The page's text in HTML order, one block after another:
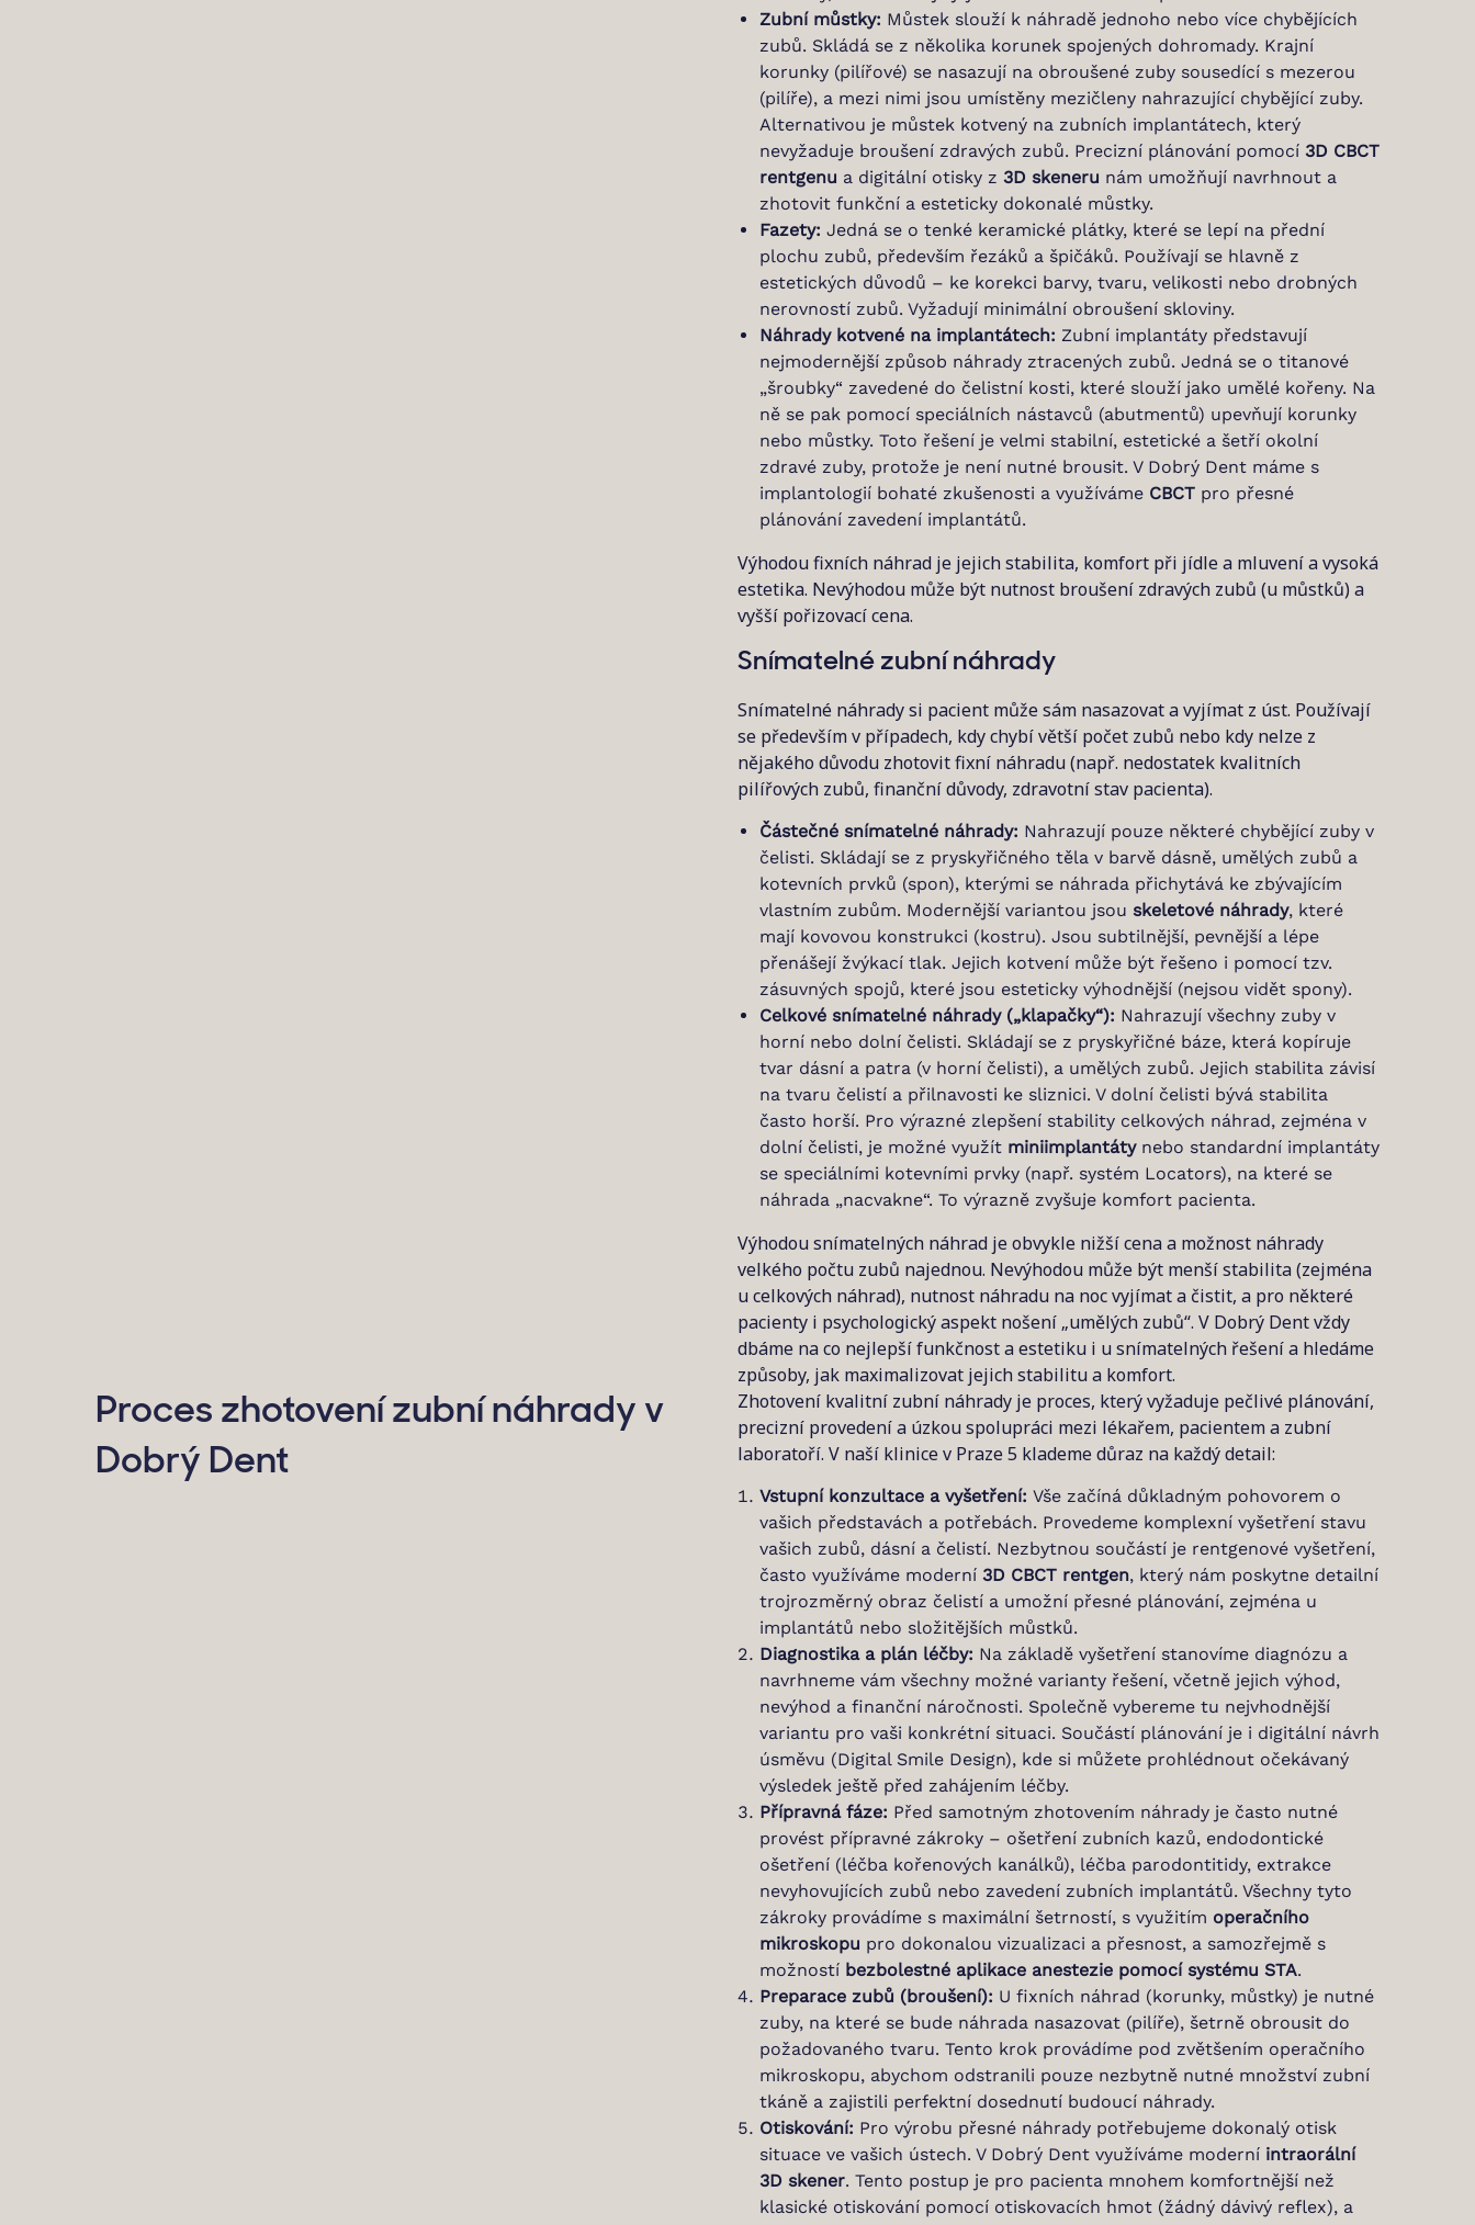
Zubní můstky: Můstek slouží k náhradě jednoho nebo více chybějících
zubů. Skládá se z několika korunek spojených dohromady. Krajní
korunky (pilířové) se nasazují na obroušené zuby sousedící s mezerou
(pilíře), a mezi nimi jsou umístěny mezičleny nahrazující chybějící zuby.
Alternativou je můstek kotvený na zubních implantátech, který
nevyžaduje broušení zdravých zubů. Precizní plánování pomocí 3D CBCT
rentgenu a digitální otisky z 3D skeneru nám umožňují navrhnout a
zhotovit funkční a esteticky dokonalé můstky.
Fazety: Jedná se o tenké keramické plátky, které se lepí na přední
plochu zubů, především řezáků a špičáků. Používají se hlavně z
estetických důvodů – ke korekci barvy, tvaru, velikosti nebo drobných
nerovností zubů. Vyžadují minimální obroušení skloviny.
Náhrady kotvené na implantátech: Zubní implantáty představují
nejmodernější způsob náhrady ztracených zubů. Jedná se o titanové
„šroubky“ zavedené do čelistní kosti, které slouží jako umělé kořeny. Na
ně se pak pomocí speciálních nástavců (abutmentů) upevňují korunky
nebo můstky. Toto řešení je velmi stabilní, estetické a šetří okolní
zdravé zuby, protože je není nutné brousit. V Dobrý Dent máme s
implantologií bohaté zkušenosti a využíváme CBCT pro přesné
plánování zavedení implantátů.
Výhodou fixních náhrad je jejich stabilita, komfort při jídle a mluvení a vysoká
estetika. Nevýhodou může být nutnost broušení zdravých zubů (u můstků) a
vyšší pořizovací cena.
Snímatelné zubní náhrady
Snímatelné náhrady si pacient může sám nasazovat a vyjímat z úst. Používají
se především v případech, kdy chybí větší počet zubů nebo kdy nelze z
nějakého důvodu zhotovit fixní náhradu (např. nedostatek kvalitních
pilířových zubů, finanční důvody, zdravotní stav pacienta).
Částečné snímatelné náhrady: Nahrazují pouze některé chybějící zuby v
čelisti. Skládají se z pryskyřičného těla v barvě dásně, umělých zubů a
kotevních prvků (spon), kterými se náhrada přichytává ke zbývajícím
vlastním zubům. Modernější variantou jsou skeletové náhrady, které
mají kovovou konstrukci (kostru). Jsou subtilnější, pevnější a lépe
přenášejí žvýkací tlak. Jejich kotvení může být řešeno i pomocí tzv.
zásuvných spojů, které jsou esteticky výhodnější (nejsou vidět spony).
Celkové snímatelné náhrady („klapačky“): Nahrazují všechny zuby v
horní nebo dolní čelisti. Skládají se z pryskyřičné báze, která kopíruje
tvar dásní a patra (v horní čelisti), a umělých zubů. Jejich stabilita závisí
na tvaru čelistí a přilnavosti ke sliznici. V dolní čelisti bývá stabilita
často horší. Pro výrazné zlepšení stability celkových náhrad, zejména v
dolní čelisti, je možné využít miniimplantátynebo standardní implantáty
se speciálními kotevními prvky (např. systém Locators), na které se
náhrada „nacvakne“. To výrazně zvyšuje komfort pacienta.
Výhodou snímatelných náhrad je obvykle nižší cena a možnost náhrady
velkého počtu zubů najednou. Nevýhodou může být menší stabilita (zejména
u celkových náhrad), nutnost náhradu na noc vyjímat a čistit, a pro některé
pacienty i psychologický aspekt nošení „umělých zubů“. V Dobrý Dent vždy
dbáme na co nejlepší funkčnost a estetiku i u snímatelných řešení a hledáme
způsoby, jak maximalizovat jejich stabilitu a komfort.
Proces zhotovení zubní náhrady v
Dobrý Dent
Zhotovení kvalitní zubní náhrady je proces, který vyžaduje pečlivé plánování,
precizní provedení a úzkou spolupráci mezi lékařem, pacientem a zubní
laboratoří. V naší klinice v Praze 5 klademe důraz na každý detail:
Vstupní konzultace a vyšetření: Vše začíná důkladným pohovorem o
vašich představách a potřebách. Provedeme komplexní vyšetření stavu
vašich zubů, dásní a čelistí. Nezbytnou součástí je rentgenové vyšetření,
často využíváme moderní 3D CBCT rentgen, který nám poskytne detailní
trojrozměrný obraz čelistí a umožní přesné plánování, zejména u
implantátů nebo složitějších můstků.
Diagnostika a plán léčby: Na základě vyšetření stanovíme diagnózu a
navrhneme vám všechny možné varianty řešení, včetně jejich výhod,
nevýhod a finanční náročnosti. Společně vybereme tu nejvhodnější
variantu pro vaši konkrétní situaci. Součástí plánování je i digitální návrh
úsměvu (Digital Smile Design), kde si můžete prohlédnout očekávaný
výsledek ještě před zahájením léčby.
Přípravná fáze: Před samotným zhotovením náhrady je často nutné
provést přípravné zákroky – ošetření zubních kazů, endodontické
ošetření (léčba kořenových kanálků), léčba parodontitidy, extrakce
nevyhovujících zubů nebo zavedení zubních implantátů. Všechny tyto
zákroky provádíme s maximální šetrností, s využitím operačního
mikroskopu pro dokonalou vizualizaci a přesnost, a samozřejmě s
možností bezbolestné aplikace anestezie pomocí systému STA.
Preparace zubů (broušení): U fixních náhrad (korunky, můstky) je nutné
zuby, na které se bude náhrada nasazovat (pilíře), šetrně obrousit do
požadovaného tvaru. Tento krok provádíme pod zvětšením operačního
mikroskopu, abychom odstranili pouze nezbytně nutné množství zubní
tkáně a zajistili perfektní dosednutí budoucí náhrady.
Otiskování: Pro výrobu přesné náhrady potřebujeme dokonalý otisk
situace ve vašich ústech. V Dobrý Dent využíváme moderní intraorální
3D skener. Tento postup je pro pacienta mnohem komfortnější než
klasické otiskování pomocí otiskovacích hmot (žádný dávivý reflex), a